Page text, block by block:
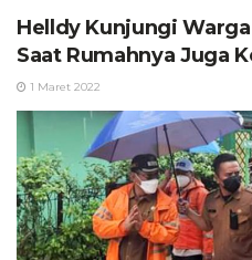
Helldy Kunjungi
Saat Rumahnya Juga
1 Maret 2022